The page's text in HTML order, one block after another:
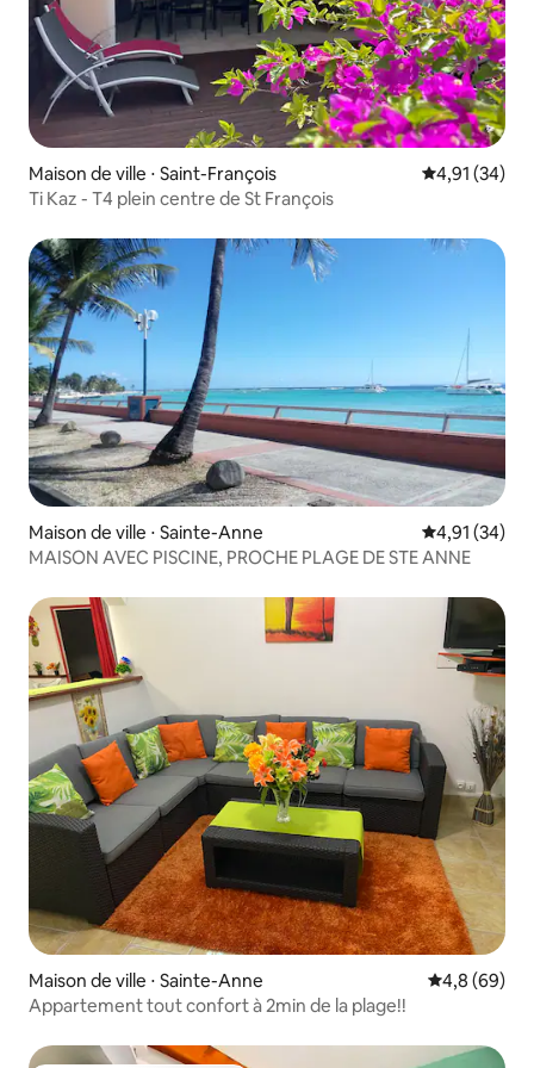
Maison de ville ⋅ Saint-François Évaluation
4,91 (34)
Ti Kaz - T4 plein centre de St François
Maison de ville ⋅ Sainte-Anne Évaluation
4,91 (34)
MAISON AVEC PISCINE, PROCHE PLAGE DE STE ANNE
Maison de ville ⋅ Sainte-Anne Évaluation
4,8 (69)
Appartement tout confort à 2min de la plage!!